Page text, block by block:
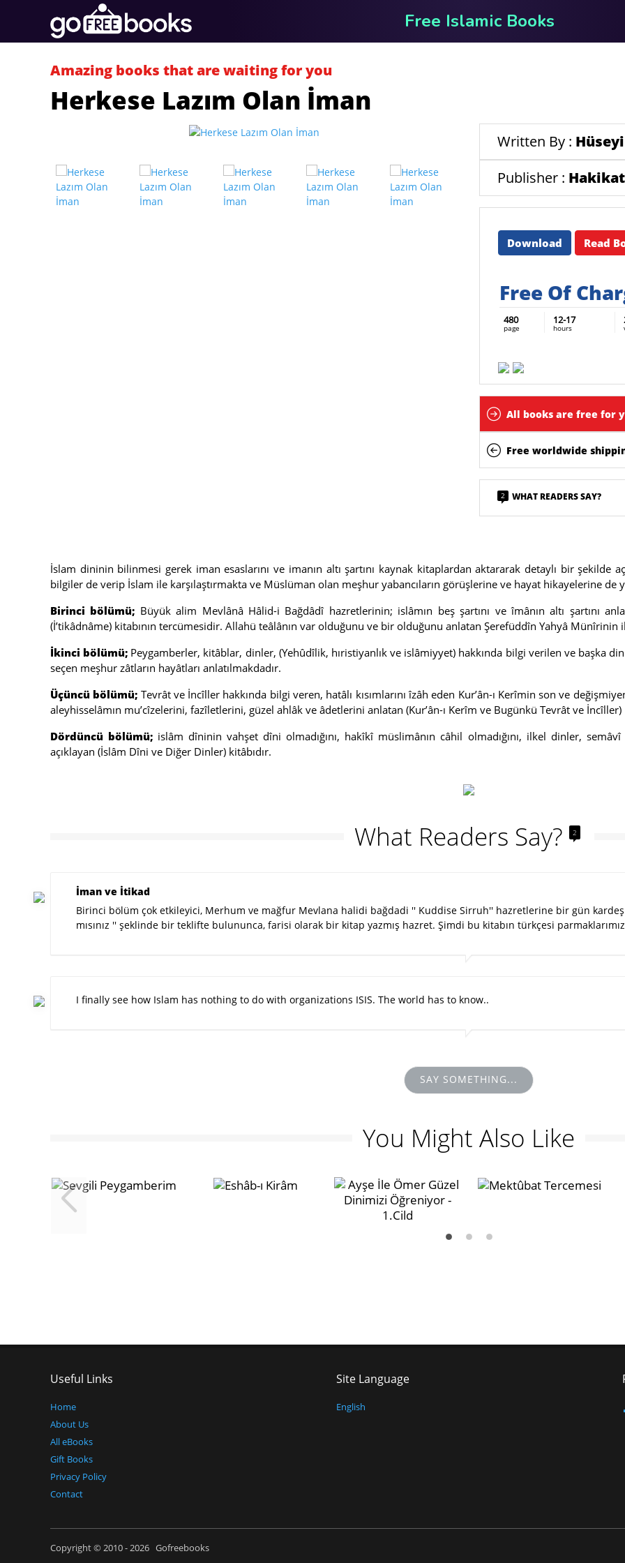
Free Islamic Books
Amazing books that are waiting for you
Herkese Lazım Olan İman
Written By :
Publisher :
Download Read
Free Of
480
page
12-17
hours
All books are free for
Free worldwide
2 WHAT READERS SAY?
İslam dininin bilinmesi gerek iman esaslarını ve imanın altı şartını kaynak kitaplardan aktararak detaylı bir şekilde
bilgiler de verip İslam ile karşılaştırmakta ve Müslüman olan meşhur yabancıların görüşlerine ve hayat hikayelerine
Birinci bölümü; Büyük alim Mevlânâ Hâlid-i Bağdâdî hazretlerinin; islâmın beş şartını ve îmânın altı şartını
(İ’tikâdnâme) kitabının tercümesidir. Allahü teâlânın var olduğunu ve bir olduğunu anlatan Şerefüddîn Yahyâ
İkinci bölümü; Peygamberler, kitâblar, dinler, (Yehûdîlik, hıristiyanlık ve islâmiyyet) hakkında bilgi verilen ve başka
seçen meşhur zâtların hayâtları anlatılmakdadır.
Üçüncü bölümü; Tevrât ve İncîller hakkında bilgi veren, hatâlı kısımlarını îzâh eden Kur’ân-ı Kerîmin son ve
aleyhisselâmın mu’cîzelerini, fazîletlerini, güzel ahlâk ve âdetlerini anlatan (Kur’ân-ı Kerîm ve Bugünkü Tevrât ve İncîller)
Dördüncü bölümü; islâm dîninin vahşet dîni olmadığını, hakîkî müslimânın câhil olmadığını, ilkel dinler,
açıklayan (İslâm Dîni ve Diğer Dinler) kitâbıdır.
What Readers Say? 2
İman ve İtikad
Birinci bölüm çok etkileyici, Merhum ve mağfur Mevlana halidi bağdadi '' Kuddise Sirruh'' hazretlerine bir gün
mısınız '' şeklinde bir teklifte bulununca, farisi olarak bir kitap yazmış hazret. Şimdi bu kitabın türkçesi
I finally see how Islam has nothing to do with organizations ISIS. The world has to know..
SAY SOMETHING...
You Might Also Like
Useful Links
Home
About Us
All eBooks
Gift Books
Privacy Policy
Contact
Site Language
English
Copyright © 2010 - 2026 Gofreebooks